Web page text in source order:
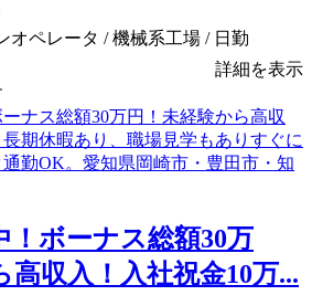
オペレータ / 機械系工場 / 日勤
詳細を表示
！ボーナス総額30万
高収入！入社祝金10万...